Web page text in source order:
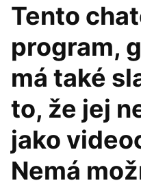
Tento
program,
má také
to, že jej
jako
Nemá